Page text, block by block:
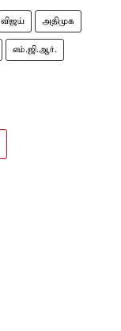
விஜய் அதிமுக
எம்.ஜி.ஆர்.